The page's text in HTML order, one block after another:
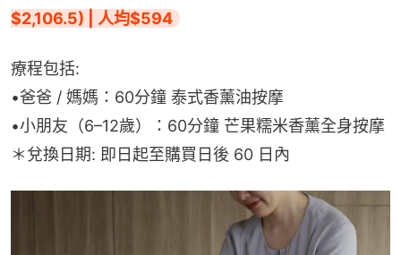
$2,106.5) | 人均$594
療程包括:
•爸爸 / 媽媽：60分鐘 泰式香薰油按摩
•小朋友（6–12歲）：60分鐘 芒果糯米香薰全身按摩
＊兌換日期: 即日起至購買日後 60 日內